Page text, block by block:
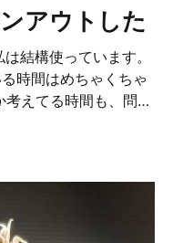
アウトした
時間はめちゃくちゃ
いました。よくある